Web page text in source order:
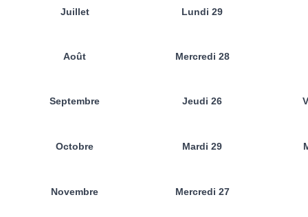
Juillet Lundi 29
Août Mercredi 28
Septembre Jeudi 26
Octobre Mardi 29
Novembre Mercredi 27